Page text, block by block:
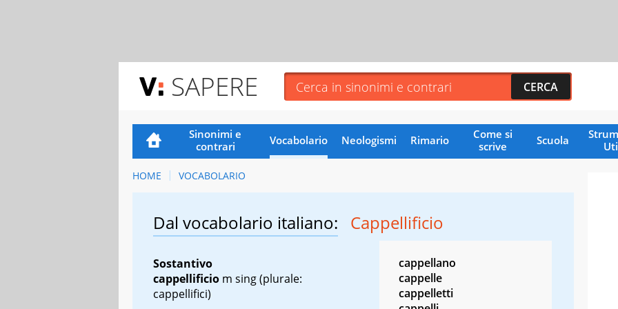
SAPERE
Sinonimi e
contrari
Vocabolario Neologismi Rimario
Come si
scrive
Scuola
HOME VOCABOLARIO
Dal vocabolario italiano: Cappellificio
Sostantivo
cappellificio m sing(plurale:
cappellifici)
cappellano
cappelle
cappelletti